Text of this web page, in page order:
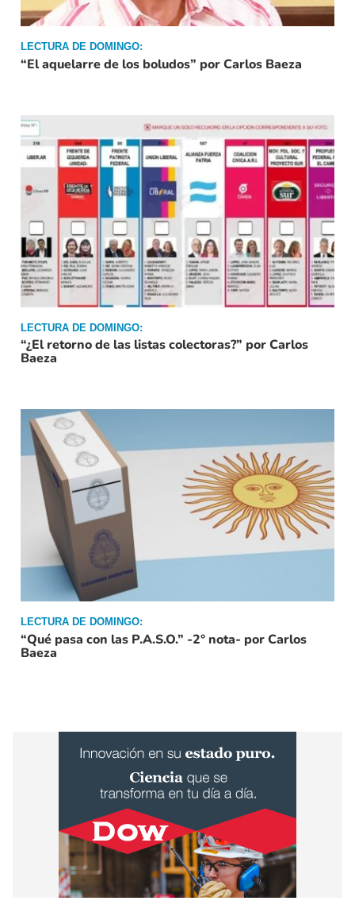
LECTURA DE DOMINGO:
“El aquelarre de los boludos” por Carlos Baeza
LECTURA DE DOMINGO:
“¿El retorno de las listas colectoras?” por Carlos
Baeza
LECTURA DE DOMINGO:
“Qué pasa con las P.A.S.O.” -2° nota- por Carlos
Baeza